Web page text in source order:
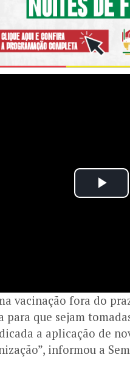
vacinação fora do
para que sejam
a aplicação de
informou a